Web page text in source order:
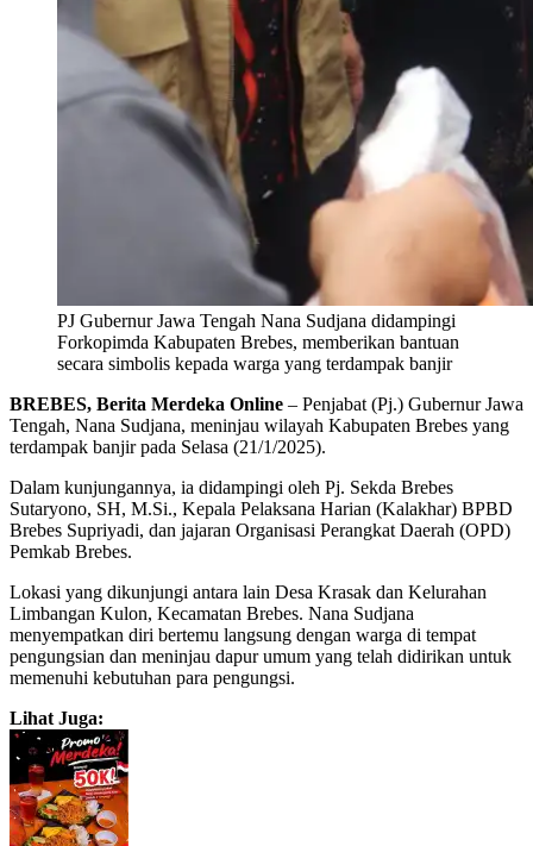
PJ Gubernur Jawa Tengah Nana Sudjana didampingi
Forkopimda Kabupaten Brebes, memberikan bantuan
secara simbolis kepada warga yang terdampak banjir
BREBES, Berita Merdeka Online – Penjabat (Pj.) Gubernur Jawa
Tengah, Nana Sudjana, meninjau wilayah Kabupaten Brebes yang
terdampak banjir pada Selasa (21/1/2025).
Dalam kunjungannya, ia didampingi oleh Pj. Sekda Brebes
Sutaryono, SH, M.Si., Kepala Pelaksana Harian (Kalakhar) BPBD
Brebes Supriyadi, dan jajaran Organisasi Perangkat Daerah (OPD)
Pemkab Brebes.
Lokasi yang dikunjungi antara lain Desa Krasak dan Kelurahan
Limbangan Kulon, Kecamatan Brebes. Nana Sudjana
menyempatkan diri bertemu langsung dengan warga di tempat
pengungsian dan meninjau dapur umum yang telah didirikan untuk
memenuhi kebutuhan para pengungsi.
Lihat Juga: